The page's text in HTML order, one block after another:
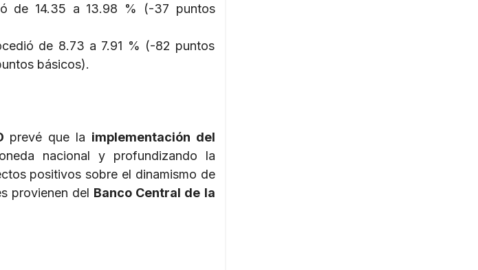
de 14.35 a 13.98 % (-37 puntos
de 8.73 a 7.91 % (-82 puntos
básicos).
prevé que la implementación del
nacional y profundizando la
positivos sobre el dinamismo de
provienen del Banco Central de la